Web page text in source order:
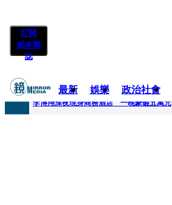
訂閱
紙本雜
誌
最新 娛樂 政治社會
快訊
李博翔深夜現身商務酒店 一晚豪砸五萬元